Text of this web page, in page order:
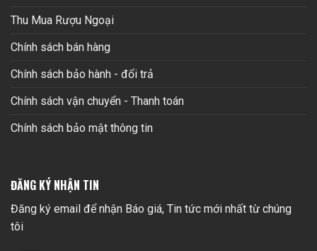
Thu Mua Rượu Ngoại
Chính sách bán hàng
Chính sách bảo hành - đổi trả
Chính sách vận chuyển - Thanh toán
Chính sách bảo mật thông tin
ĐĂNG KÝ NHẬN TIN
Đăng ký email để nhận Báo giá, Tin tức mới nhất từ chúng
tôi